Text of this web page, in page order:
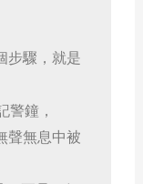
步驟，就是
警鐘，
聲無息中被